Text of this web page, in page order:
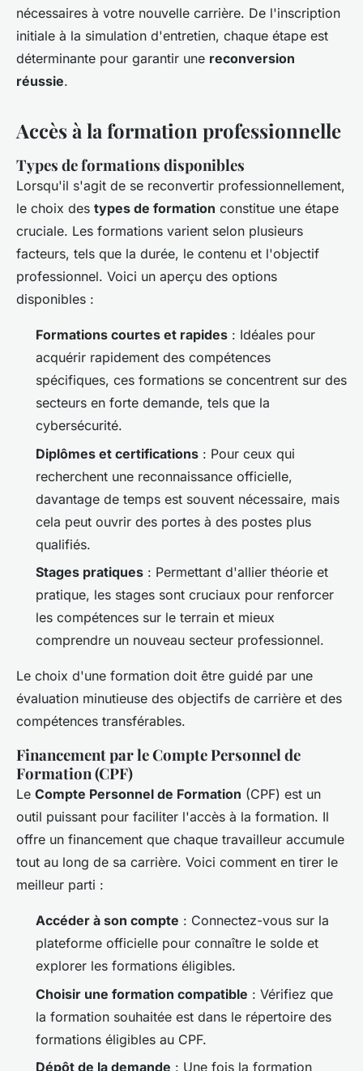
nécessaires à votre nouvelle carrière. De l'inscription
initiale à la simulation d'entretien, chaque étape est
déterminante pour garantir une reconversion
réussie.
Accès à la formation professionnelle
Types de formations disponibles
Lorsqu'il s'agit de se reconvertir professionnellement,
le choix des types de formation constitue une étape
cruciale. Les formations varient selon plusieurs
facteurs, tels que la durée, le contenu et l'objectif
professionnel. Voici un aperçu des options
disponibles :
Formations courtes et rapides : Idéales pour
acquérir rapidement des compétences
spécifiques, ces formations se concentrent sur des
secteurs en forte demande, tels que la
cybersécurité.
Diplômes et certifications : Pour ceux qui
recherchent une reconnaissance officielle,
davantage de temps est souvent nécessaire, mais
cela peut ouvrir des portes à des postes plus
qualifiés.
Stages pratiques : Permettant d'allier théorie et
pratique, les stages sont cruciaux pour renforcer
les compétences sur le terrain et mieux
comprendre un nouveau secteur professionnel.
Le choix d'une formation doit être guidé par une
évaluation minutieuse des objectifs de carrière et des
compétences transférables.
Financement par le Compte Personnel de
Formation (CPF)
Le Compte Personnel de Formation (CPF) est un
outil puissant pour faciliter l'accès à la formation. Il
offre un financement que chaque travailleur accumule
tout au long de sa carrière. Voici comment en tirer le
meilleur parti :
Accéder à son compte : Connectez-vous sur la
plateforme officielle pour connaître le solde et
explorer les formations éligibles.
Choisir une formation compatible : Vérifiez que
la formation souhaitée est dans le répertoire des
formations éligibles au CPF.
Dépôt de la demande : Une fois la formation